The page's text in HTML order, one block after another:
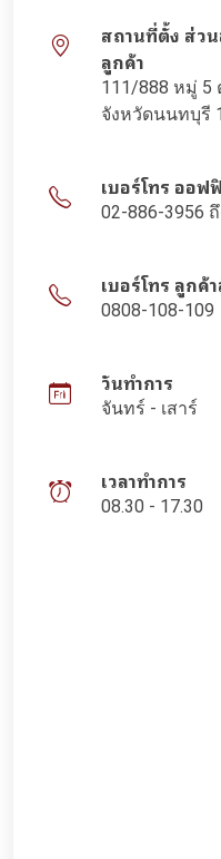
สถานที่ตั้ง ส่ว
ลูกค้า
111/888 หมู่ 5
จังหวัดนนทบุรี
เบอร์โทร ออฟ
02-886-3956
เบอร์โทร ลูกค้
0808-108-109
วันทำการ
จันทร์ - เสาร์
เวลาทำการ
08.30 - 17.30